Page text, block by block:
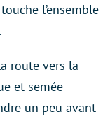
l’ensemble
route vers la
et semée
un peu avant